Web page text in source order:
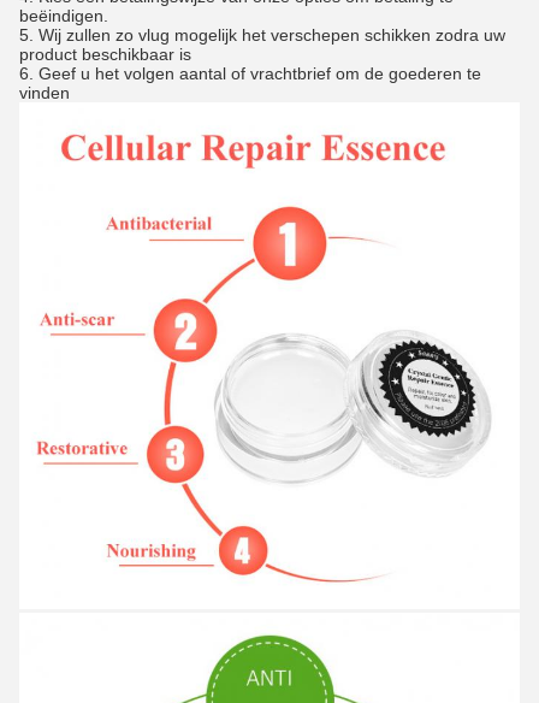
beëindigen.
5. Wij zullen zo vlug mogelijk het verschepen schikken zodra uw
product beschikbaar is
6. Geef u het volgen aantal of vrachtbrief om de goederen te
vinden